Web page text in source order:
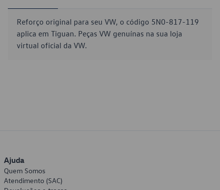
Reforço original para seu VW, o código 5N0-817-119
aplica em Tiguan. Peças VW genuínas na sua loja
virtual oficial da VW.
Ajuda
Quem Somos
Atendimento (SAC)